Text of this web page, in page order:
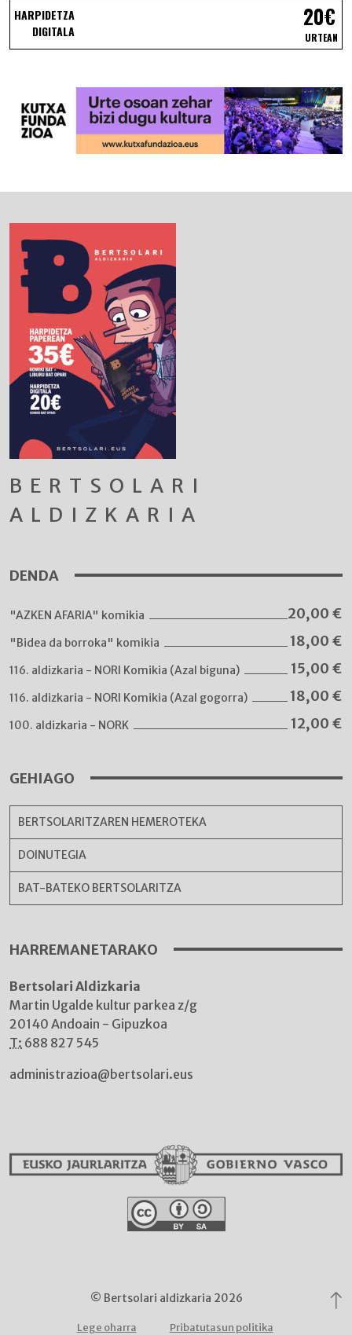
HARPIDETZA
DIGITALA
20€
URTEAN
BERTSOLARI
ALDIZKARIA
DENDA
"AZKEN AFARIA" komikia 20,00 €
"Bidea da borroka" komikia 18,00 €
116. aldizkaria - NORI Komikia (Azal biguna) 15,00 €
116. aldizkaria - NORI Komikia (Azal gogorra) 18,00 €
100. aldizkaria - NORK 12,00 €
GEHIAGO
BERTSOLARITZAREN HEMEROTEKA
DOINUTEGIA
BAT-BATEKO BERTSOLARITZA
HARREMANETARAKO
Bertsolari Aldizkaria
Martin Ugalde kultur parkea z/g
20140 Andoain - Gipuzkoa
T: 688 827 545
administrazioa@bertsolari.eus
© Bertsolari aldizkaria 2026
Lege oharra Pribatutasun politika